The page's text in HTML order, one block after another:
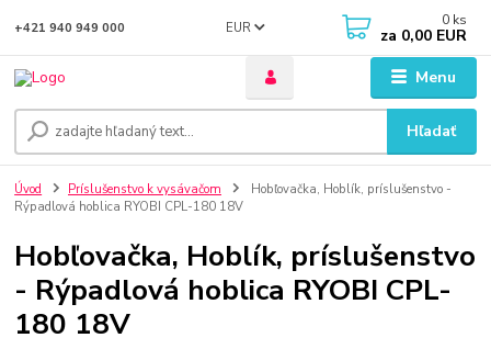
Menu
EUR
Hľadať
+421 940 949 000 0 ks
za 0,00 EUR
Úvod Príslušenstvo k vysávačom
Hobľovačka, Hoblík, príslušenstvo -
Rýpadlová hoblica RYOBI CPL-180 18V
Hobľovačka, Hoblík, príslušenstvo
- Rýpadlová hoblica RYOBI CPL-
180 18V